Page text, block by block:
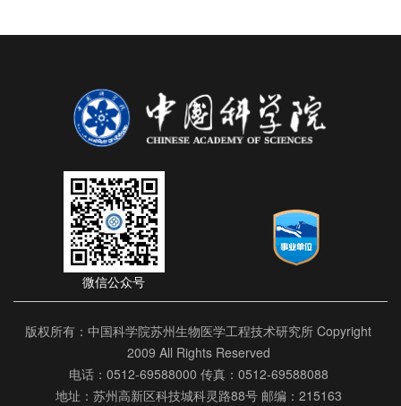
微信公众号
版权所有：中国科学院苏州生物医学工程技术研究所 Copyright
2009 All Rights Reserved
电话：0512-69588000 传真：0512-69588088
地址：苏州高新区科技城科灵路88号 邮编：215163